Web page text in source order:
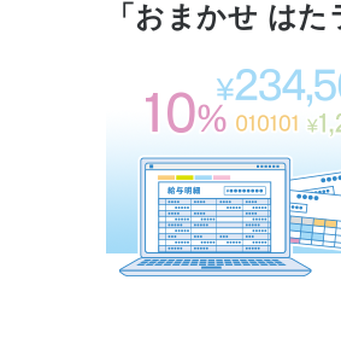
「おまかせ は